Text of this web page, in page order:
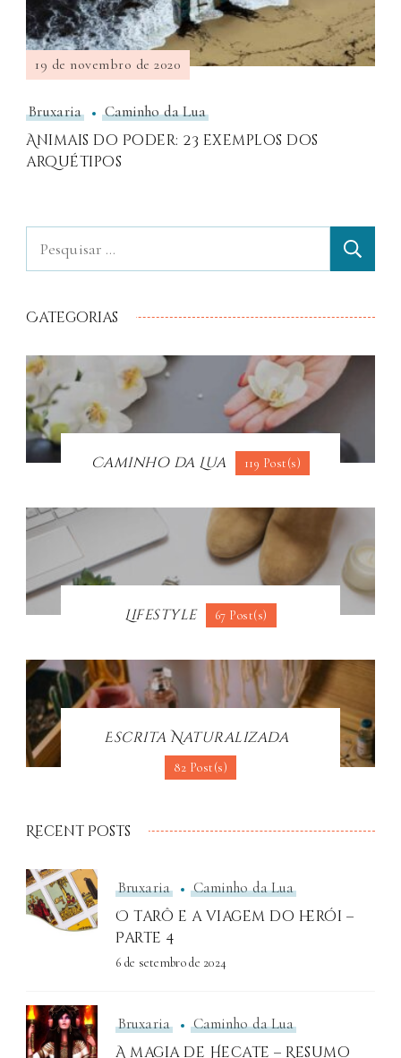
Bruxaria Caminho da Lua
Animais do Poder: 23 exemplos dos
arquétipos
19 de novembro de 2020
Categorias
Caminho da Lua 119 Post(s)
Lifestyle 67 Post(s)
Escrita Naturalizada
82 Post(s)
Recent Posts
Bruxaria Caminho da Lua
O tarô e a viagem do herói –
Parte 4
6 de setembro de 2024
Bruxaria Caminho da Lua
A magia de Hecate – Resumo